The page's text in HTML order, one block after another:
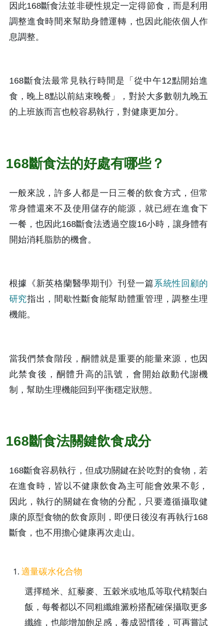
因此168斷食法並非硬性規定一定得節食，而是利用
調整進食時間來幫助身體運轉，也因此能依個人作
息調整。
168斷食法最常見執行時間是「從中午12點開始進
食，晚上8點以前結束晚餐」，對於大多數朝九晚五
的上班族而言也較容易執行，對健康更加分。
168斷食法的好處有哪些？
一般來說，許多人都是一日三餐的飲食方式，但常
常身體還來不及使用儲存的能源，就已經在進食下
一餐，也因此168斷食法透過空腹16小時，讓身體有
開始消耗脂肪的機會。
根據《新英格蘭醫學期刊》刊登一篇系統性回顧的
研究指出，間歇性斷食能幫助體重管理，調整生理
機能。
當我們禁食階段，酮體就是重要的能量來源，也因
此禁食後，酮體升高的訊號，會開始啟動代謝機
制，幫助生理機能回到平衡穩定狀態。
168斷食法關鍵飲食成分
168斷食容易執行，但成功關鍵在於吃對的食物，若
在進食時，皆以不健康飲食為主可能會效果不彰，
因此，執行的關鍵在食物的分配，只要遵循攝取健
康的原型食物的飲食原則，即便日後沒有再執行168
斷食，也不用擔心健康再次走山。
適量碳水化合物
選擇糙米、紅藜麥、五穀米或地瓜等取代精製白
飯，每餐都以不同粗纖維澱粉搭配確保攝取更多
纖維，也能增加飽足感，養成習慣後，可再嘗試